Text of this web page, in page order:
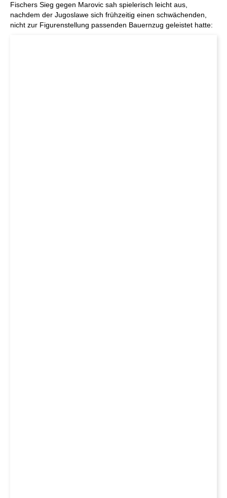
Fischers Sieg gegen Marovic sah spielerisch leicht aus,
nachdem der Jugoslawe sich frühzeitig einen schwächenden,
nicht zur Figurenstellung passenden Bauernzug geleistet hatte: